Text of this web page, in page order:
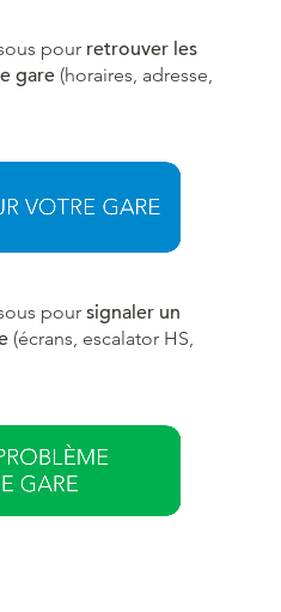
pour retrouver les
gare (horaires, adresse,
pour signaler un
(écrans, escalator HS,